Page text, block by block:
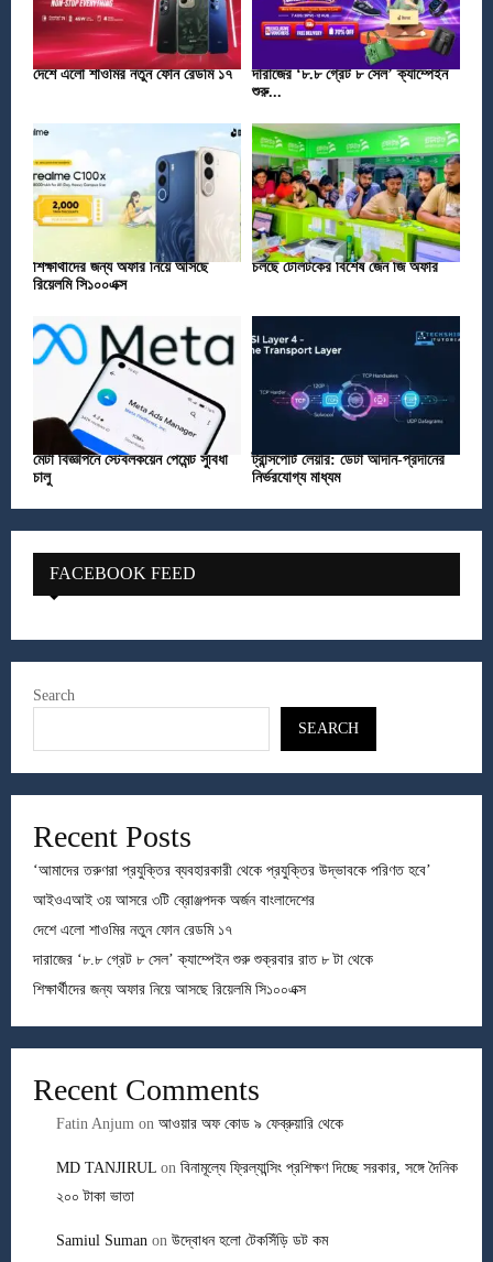
দেশে এলো শাওমির নতুন ফোন রেডমি ১৭
দারাজের ‘৮.৮ গ্রেট ৮ সেল’ ক্যাম্পেইন
শুরু...
শিক্ষার্থীদের জন্য অফার নিয়ে আসছে
রিয়েলমি সি১০০এক্স
চলছে টেলিটকের বিশেষ জেন জি অফার
মেটা বিজ্ঞাপনে স্টেবলকয়েন পেমেন্ট সুবিধা
চালু
ট্রান্সপোর্ট লেয়ার: ডেটা আদান-প্রদানের
নির্ভরযোগ্য মাধ্যম
FACEBOOK FEED
Search
SEARCH
Recent Posts
‘আমাদের তরুণরা প্রযুক্তির ব্যবহারকারী থেকে প্রযুক্তির উদ্ভাবকে পরিণত হবে’
আইওএআই ৩য় আসরে ৩টি ব্রোঞ্জপদক অর্জন বাংলাদেশের
দেশে এলো শাওমির নতুন ফোন রেডমি ১৭
দারাজের ‘৮.৮ গ্রেট ৮ সেল’ ক্যাম্পেইন শুরু শুক্রবার রাত ৮ টা থেকে
শিক্ষার্থীদের জন্য অফার নিয়ে আসছে রিয়েলমি সি১০০এক্স
Recent Comments
Fatin Anjum on আওয়ার অফ কোড ৯ ফেব্রুয়ারি থেকে
MD TANJIRUL on বিনামূল্যে ফ্রিল্যান্সিং প্রশিক্ষণ দিচ্ছে সরকার, সঙ্গে দৈনিক
২০০ টাকা ভাতা
Samiul Suman on উদ্বোধন হলো টেকসিঁড়ি ডট কম